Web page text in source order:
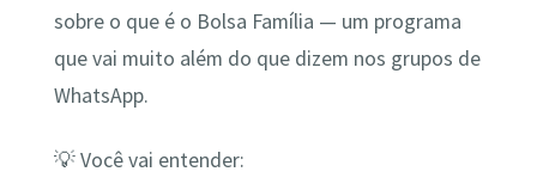
sobre o que é o Bolsa Família — um programa
que vai muito além do que dizem nos grupos de
WhatsApp.
💡 Você vai entender: